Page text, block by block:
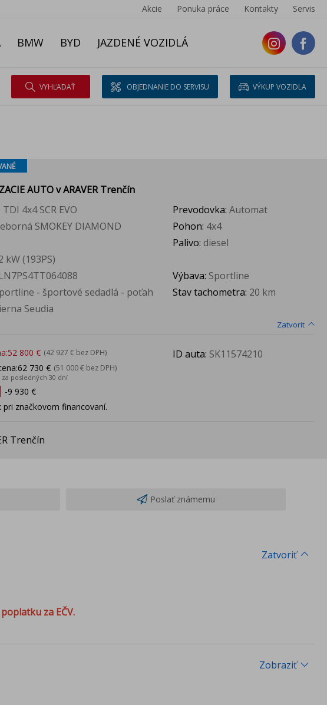
Akcie Ponuka práce Kontakty Servis
BMW BYD JAZDENÉ VOZIDLÁ
VYHĽADAŤ OBJEDNANIE DO SERVISU VÝKUP VOZIDLA
AUTOv ARAVER Trenčín
TDI 4x4 SCR EVO
SMOKEY DIAMOND
kW (193PS)
Prevodovka: Automat
Pohon: 4x4
Palivo: diesel
- športové sedadlá - poťah
Seudia
Výbava: Sportline
Stav tachometra: 20 km
Zatvorit
52 800 € (42 927 € bez DPH)
62 730 € (51 000 € bez DPH)
za posledných 30 dní
-9 930 €
pri značkovom financovaní.
ID auta: SK11574210
Trenčín
Poslať známemu
Zatvoriť
za EČV.
Zobraziť